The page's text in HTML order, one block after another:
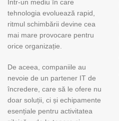
Într-un mediu în care
tehnologia evoluează rapid,
ritmul schimbării devine cea
mai mare provocare pentru
orice organizație.
De aceea, companiile au
nevoie de un partener IT de
încredere, care să le ofere nu
doar soluții, ci și echipamente
esențiale pentru activitatea